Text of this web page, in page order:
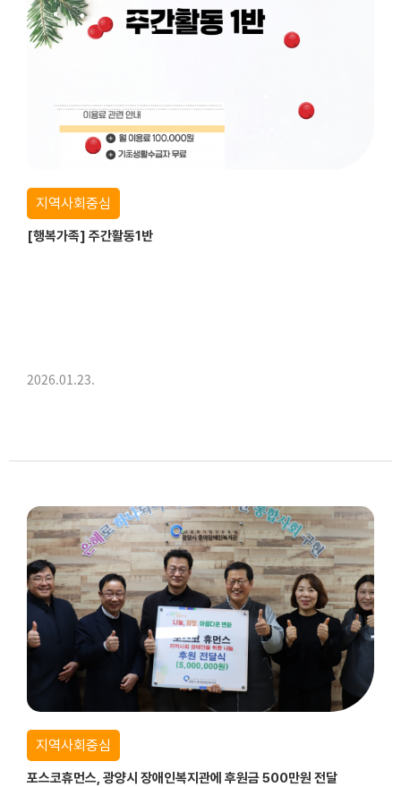
지역사회중심
[행복가족] 주간활동1반
2026.01.23.
지역사회중심
포스코휴먼스, 광양시 장애인복지관에 후원금 500만원 전달